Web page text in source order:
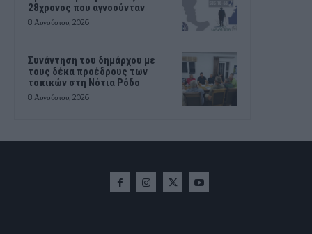
28χρονος που αγνοούνταν
8 Αυγούστου, 2026
Συνάντηση του δημάρχου με
τους δέκα προέδρους των
τοπικών στη Νότια Ρόδο
8 Αυγούστου, 2026